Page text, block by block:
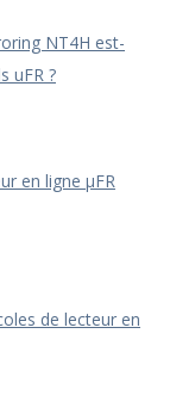
NT4H est-
uFR ?
en ligne μFR
de lecteur en